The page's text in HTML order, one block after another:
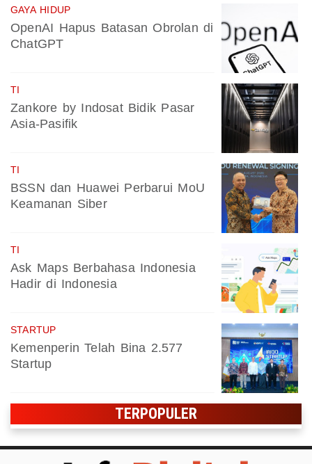
GAYA HIDUP
OpenAI Hapus Batasan Obrolan di
ChatGPT
TI
Zankore by Indosat Bidik Pasar
Asia-Pasifik
TI
BSSN dan Huawei Perbarui MoU
Keamanan Siber
TI
Ask Maps Berbahasa Indonesia
Hadir di Indonesia
STARTUP
Kemenperin Telah Bina 2.577
Startup
TERPOPULER